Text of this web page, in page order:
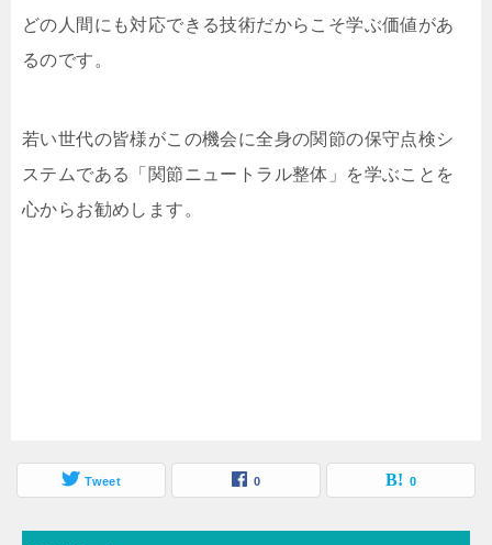
どの人間にも対応できる技術だからこそ学ぶ価値があ
るのです。
若い世代の皆様がこの機会に全身の関節の保守点検シ
ステムである「関節ニュートラル整体」を学ぶことを
心からお勧めします。
Tweet 0 0